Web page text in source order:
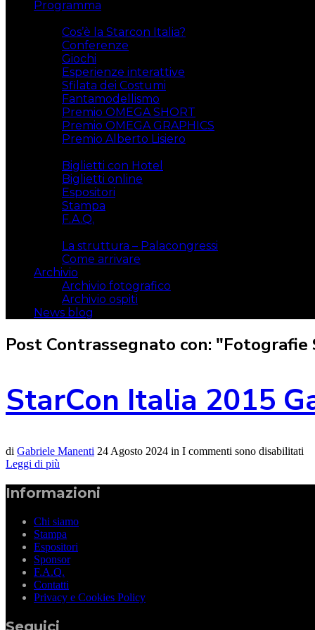
Programma
Cos’è la Starcon Italia?
Conferenze
Giochi
Esperienze interattive
Sfilata dei Costumi
Fantamodellismo
Premio OMEGA SHORT
Premio OMEGA GRAPHICS
Premio Alberto Lisiero
Biglietti con Hotel
Biglietti online
Espositori
Stampa
F.A.Q.
La struttura – Palacongressi
Come arrivare
Archivio
Archivio fotografico
Archivio ospiti
News blog
Post Contrassegnato con: "Fotografie
StarCon Italia 2015
di Gabriele Manenti 24 Agosto 2024 in I commenti sono disabilitati
Leggi di più
Informazioni
Chi siamo
Stampa
Espositori
Sponsor
F.A.Q.
Contatti
Privacy e Cookies Policy
Seguici